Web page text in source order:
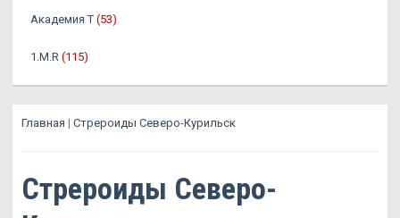
Академия Т (53)
1.M.R (115)
Главная | Стрероиды Северо-Курильск
Стрероиды Северо-